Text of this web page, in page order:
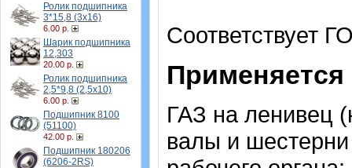
Ролик подшипника
3*15,8 (3х16)
6.00 р.
Шарик подшипника
12,303
20.00 р.
Ролик подшипника
2,5*9,8 (2,5х10)
6.00 р.
Подшипник 8100
(51100)
42.00 р.
Подшипник 180206
(6206-2RS)
Соответствует
ГАЗ на ленивец
валы и